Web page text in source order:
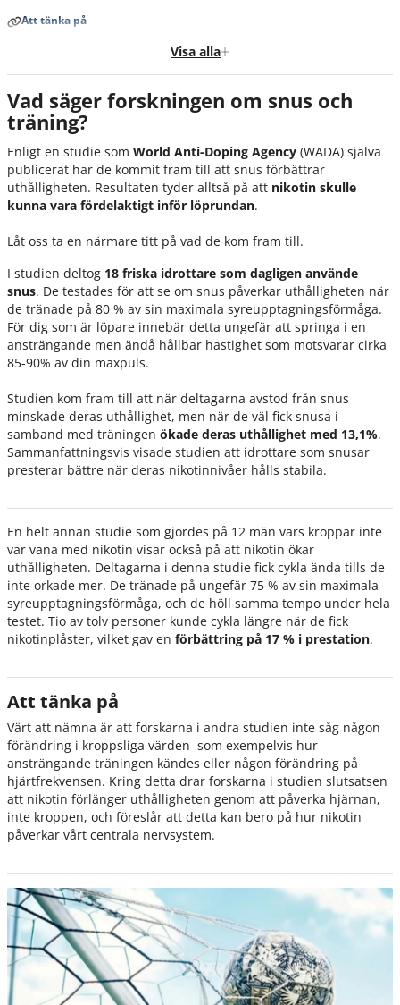
Att tänka på
Snusets kontrovers inom idrotten
Vad säger folket om att snusa och träna?
Vad vi vet om snus och träning – och vad som återstår att ta reda på
Källor
Visa alla
Vad säger forskningen om snus och
träning?
Enligt en studie som World Anti-Doping Agency (WADA) själva
publicerat har de kommit fram till att snus förbättrar
uthålligheten. Resultaten tyder alltså på att nikotin skulle
kunna vara fördelaktigt inför löprundan.
Låt oss ta en närmare titt på vad de kom fram till.
I studien deltog 18 friska idrottare som dagligen använde
snus. De testades för att se om snus påverkar uthålligheten när
de tränade på 80 % av sin maximala syreupptagningsförmåga.
För dig som är löpare innebär detta ungefär att springa i en
ansträngande men ändå hållbar hastighet som motsvarar cirka
85-90% av din maxpuls.
Studien kom fram till att när deltagarna avstod från snus
minskade deras uthållighet, men när de väl fick snusa i
samband med träningen ökade deras uthållighet med 13,1%.
Sammanfattningsvis visade studien att idrottare som snusar
presterar bättre när deras nikotinnivåer hålls stabila.
En helt annan studie som gjordes på 12 män vars kroppar inte
var vana med nikotin visar också på att nikotin ökar
uthålligheten. Deltagarna i denna studie fick cykla ända tills de
inte orkade mer. De tränade på ungefär 75 % av sin maximala
syreupptagningsförmåga, och de höll samma tempo under hela
testet. Tio av tolv personer kunde cykla längre när de fick
nikotinplåster, vilket gav en förbättring på 17 % i prestation.
Att tänka på
Värt att nämna är att forskarna i andra studien inte såg någon
förändring i kroppsliga värden som exempelvis hur
ansträngande träningen kändes eller någon förändring på
hjärtfrekvensen. Kring detta drar forskarna i studien slutsatsen
att nikotin förlänger uthålligheten genom att påverka hjärnan,
inte kroppen, och föreslår att detta kan bero på hur nikotin
påverkar vårt centrala nervsystem.